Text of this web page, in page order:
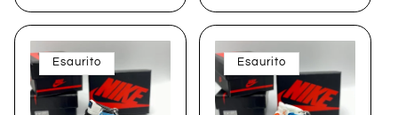
Esaurito Esaurito